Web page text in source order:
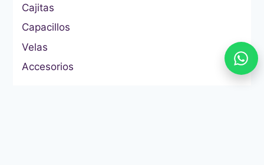
Cajitas
Capacillos
Velas
Accesorios